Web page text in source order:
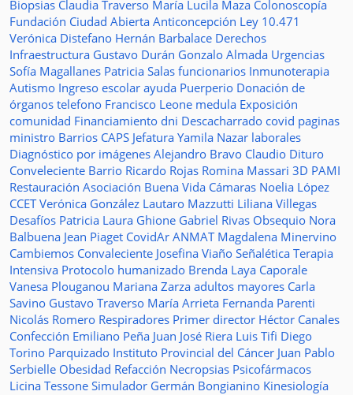
Biopsias Claudia Traverso María Lucila Maza Colonoscopía
Fundación Ciudad Abierta Anticoncepción Ley 10.471
Verónica Distefano Hernán Barbalace Derechos
Infraestructura Gustavo Durán Gonzalo Almada Urgencias
Sofía Magallanes Patricia Salas funcionarios Inmunoterapia
Autismo Ingreso escolar ayuda Puerperio Donación de
órganos telefono Francisco Leone medula Exposición
comunidad Financiamiento dni Descacharrado covid paginas
ministro Barrios CAPS Jefatura Yamila Nazar laborales
Diagnóstico por imágenes Alejandro Bravo Claudio Dituro
Conveleciente Barrio Ricardo Rojas Romina Massari 3D PAMI
Restauración Asociación Buena Vida Cámaras Noelia López
CCETVerónica González Lautaro Mazzutti Liliana Villegas
Desafíos Patricia Laura Ghione Gabriel Rivas Obsequio Nora
Balbuena Jean Piaget CovidAr ANMAT Magdalena Minervino
Cambiemos Convaleciente Josefina Viaño Señalética Terapia
Intensiva Protocolo humanizado Brenda Laya Caporale
Vanesa Plouganou Mariana Zarza adultos mayores Carla
Savino Gustavo Traverso María Arrieta Fernanda Parenti
Nicolás Romero Respiradores Primer director Héctor Canales
Confección Emiliano Peña Juan José Riera Luis Tifi Diego
Torino Parquizado Instituto Provincial del Cáncer Juan Pablo
Serbielle Obesidad Refacción Necropsias Psicofármacos
Licina Tessone Simulador Germán Bongianino Kinesiología